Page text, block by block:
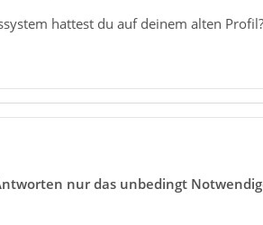
hattest du auf deinem alten Profil?
nur das unbedingt